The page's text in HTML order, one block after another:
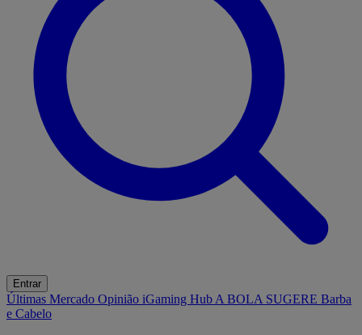
Entrar
Últimas Mercado Opinião iGaming Hub A BOLA SUGERE Barba
e Cabelo